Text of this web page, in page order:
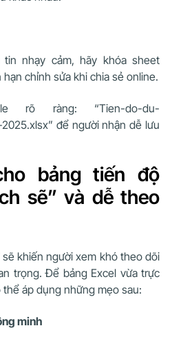
nhạy cảm, hãy khóa sheet
chỉnh sửa khi chia sẻ online.
rõ ràng: “Tien-do-du-
2025.xlsx” để người nhận dễ lưu
bảng tiến độ
sẽ” và dễ theo
khiến người xem khó theo dõi
trọng. Để bảng Excel vừa trực
áp dụng những mẹo sau:
minh